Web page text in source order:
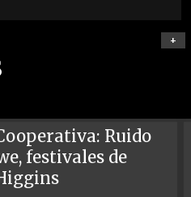
+
Ruido
festivales de